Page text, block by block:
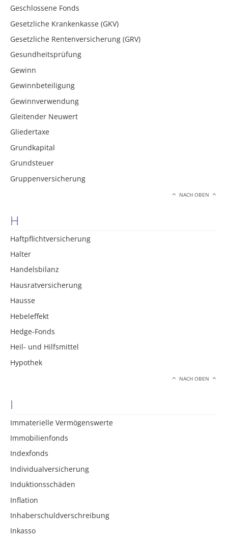
Geschlossene Fonds
Gesetzliche Krankenkasse (GKV)
Gesetzliche Rentenversicherung (GRV)
Gesundheitsprüfung
Gewinn
Gewinnbeteiligung
Gewinnverwendung
Gleitender Neuwert
Gliedertaxe
Grundkapital
Grundsteuer
Gruppenversicherung
NACH OBEN
H
Haftpflichtversicherung
Halter
Handelsbilanz
Hausratversicherung
Hausse
Hebeleffekt
Hedge-Fonds
Heil- und Hilfsmittel
Hypothek
NACH OBEN
I
Immaterielle Vermögenswerte
Immobilienfonds
Indexfonds
Individualversicherung
Induktionsschäden
Inflation
Inhaberschuldverschreibung
Inkasso